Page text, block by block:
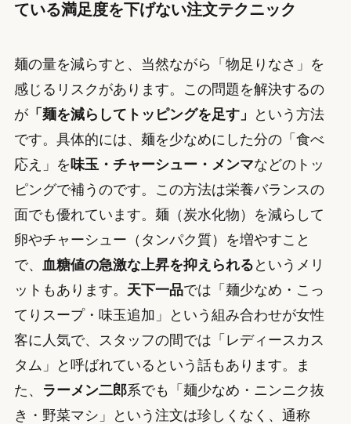
ている満足度を下げない注文テクニック
麺の量を減らすと、当然ながら「物足りなさ」を
感じるリスクがあります。この問題を解決するの
が「麺を減らしてトッピングを足す」
という方法
です。具体的には、麺を少なめにした分の「食べ
応え」を 味玉・チャーシュー・メンマなどのトッ
ピングで補うのです。この方法は栄養バランスの
面でも優れています。麺（炭水化物）を減らして
卵やチャーシュー（タンパク質）を増やすこと
で、
血糖値の急激な上昇を抑えられる というメリ
ットもあります。 天下一品では「麺少なめ・こっ
てりスープ・味玉追加」という組み合わせが女性
客に人気で、スタッフの間では「レディースカス
タム」と呼ばれているという話もあります。ま
た、
ラーメン二郎系でも「麺少なめ・ニンニク抜
き・野菜マシ」という注文は珍しくなく、通称